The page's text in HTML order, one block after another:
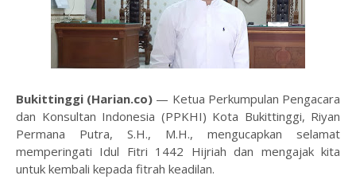
Bukittinggi (Harian.co) — Ketua Perkumpulan Pengacara
dan Konsultan Indonesia (PPKHI) Kota Bukittinggi, Riyan
Permana Putra, S.H., M.H., mengucapkan selamat
memperingati Idul Fitri 1442 Hijriah dan mengajak kita
untuk kembali kepada fitrah keadilan.